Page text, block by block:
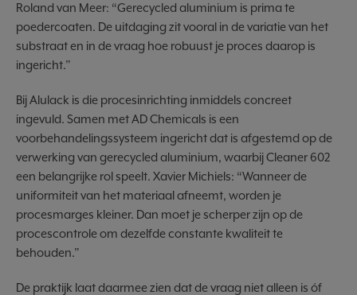
Roland van Meer: “Gerecycled aluminium is prima te
poedercoaten. De uitdaging zit vooral in de variatie van het
substraat en in de vraag hoe robuust je proces daarop is
ingericht.”
Bij Alulack is die procesinrichting inmiddels concreet
ingevuld. Samen met AD Chemicals is een
voorbehandelingssysteem ingericht dat is afgestemd op de
verwerking van gerecycled aluminium, waarbij Cleaner 602
een belangrijke rol speelt. Xavier Michiels: “Wanneer de
uniformiteit van het materiaal afneemt, worden je
procesmarges kleiner. Dan moet je scherper zijn op de
procescontrole om dezelfde constante kwaliteit te
behouden.”
De praktijk laat daarmee zien dat de vraag niet alleen is óf